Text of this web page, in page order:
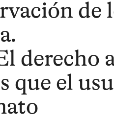
de
derecho
que el